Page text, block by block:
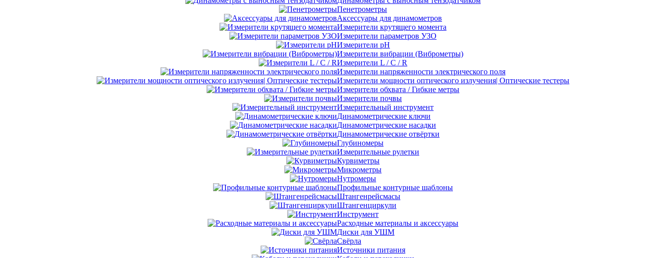
Пенетрометры
Аксессуары для динамометров
Измерители крутящего момента
Измерители параметров УЗО
Измерители pH
Измерители вибрации (Виброметры)
Измерители L / C / R
Измерители напряженности электрического поля
Измерители мощности оптического излучения| Оптические тестеры
Измерители обхвата / Гибкие метры
Измерители почвы
Измерительный инструмент
Динамометрические ключи
Динамометрические насадки
Динамометрические отвёртки
Глубиномеры
Измерительные рулетки
Курвиметры
Микрометры
Нутромеры
Профильные контурные шаблоны
Штангенрейсмасы
Штангенциркули
Инструмент
Расходные материалы и аксессуары
Диски для УШМ
Свёрла
Источники питания